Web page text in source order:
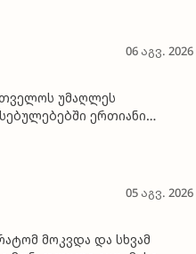
06 აგვ. 2026
ერთიანი
05 აგვ. 2026
მოკვდა და სხვამ